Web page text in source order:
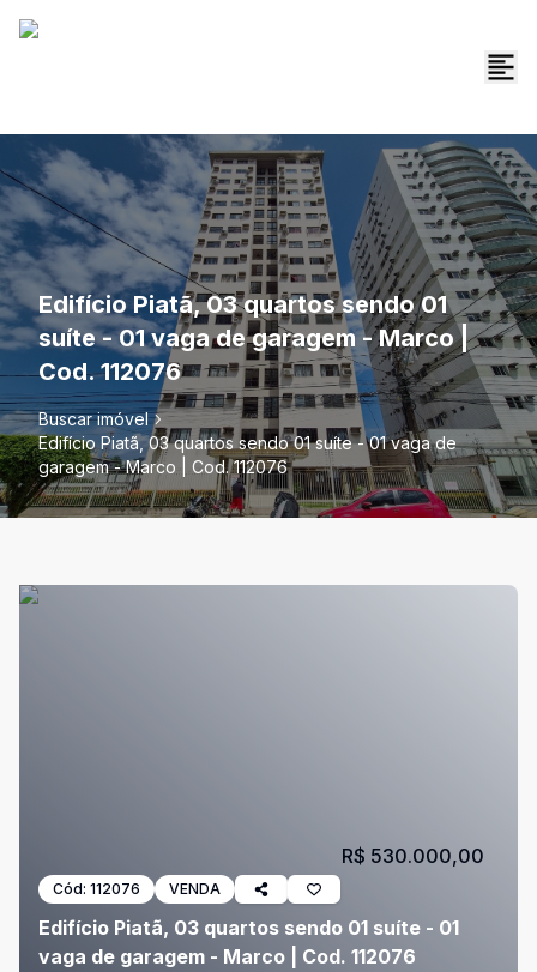
Edifício Piatã, 03 quartos sendo 01
suíte - 01 vaga de garagem - Marco |
Cod. 112076
Buscar imóvel
Edifício Piatã, 03 quartos sendo 01 suíte - 01 vaga de
garagem - Marco | Cod. 112076
Cód: 112076 VENDA
Edifício Piatã, 03 quartos sendo 01 suíte - 01
vaga de garagem - Marco | Cod. 112076
R$ 530.000,00